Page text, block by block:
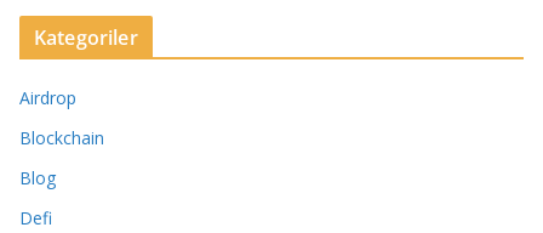
Kategoriler
Airdrop
Blockchain
Blog
Defi